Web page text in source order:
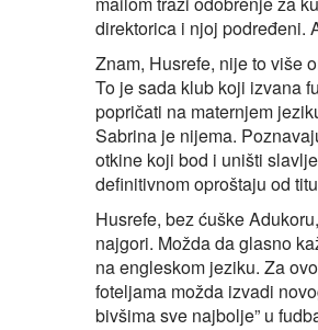
direktorica i njoj podređeni.
Znam, Husrefe, nije to više
To je sada klub koji izvana
popričati na maternjem
Sabrina je nijema.
otkine koji bod i uništi
definitivnom oproštaju od
Husrefe, bez ćuške
najgori. Možda da glasno
na engleskom jeziku. Za
foteljama možda izvadi
bivšima sve najbolje” u